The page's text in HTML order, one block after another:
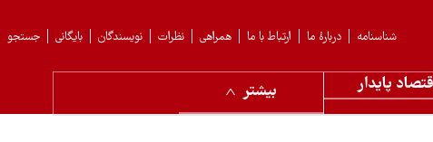
جستجو بایگانی نویسندگان نظرات همراهی ارتباط با ما دربارهٔ ما شناسنامه
پایدار بیشتر